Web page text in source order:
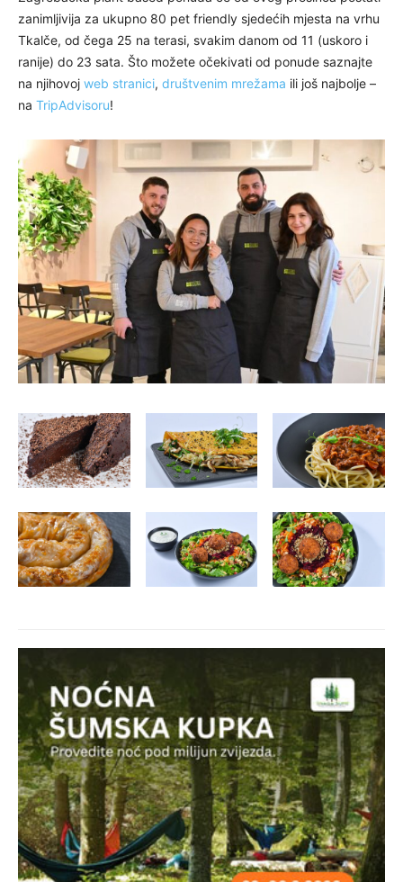
zanimljivija za ukupno 80 pet friendly sjedećih mjesta na vrhu
Tkalče, od čega 25 na terasi, svakim danom od 11 (uskoro i
ranije) do 23 sata. Što možete očekivati od ponude saznajte
na njihovoj web stranici, društvenim mrežama ili još najbolje –
na TripAdvisoru!